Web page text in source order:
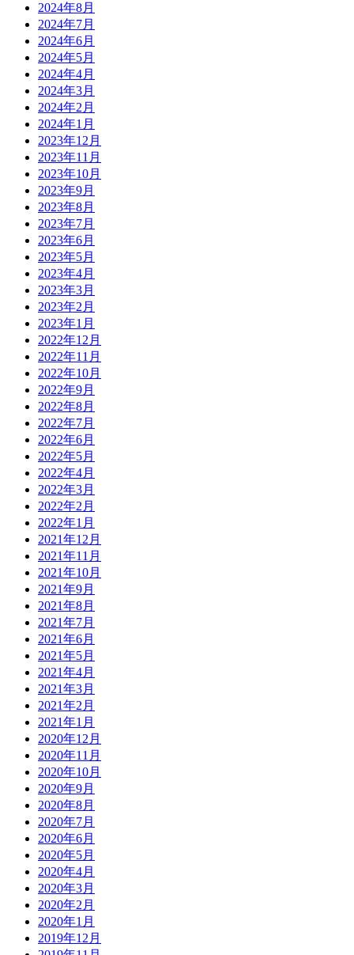
2024年8月
2024年7月
2024年6月
2024年5月
2024年4月
2024年3月
2024年2月
2024年1月
2023年12月
2023年11月
2023年10月
2023年9月
2023年8月
2023年7月
2023年6月
2023年5月
2023年4月
2023年3月
2023年2月
2023年1月
2022年12月
2022年11月
2022年10月
2022年9月
2022年8月
2022年7月
2022年6月
2022年5月
2022年4月
2022年3月
2022年2月
2022年1月
2021年12月
2021年11月
2021年10月
2021年9月
2021年8月
2021年7月
2021年6月
2021年5月
2021年4月
2021年3月
2021年2月
2021年1月
2020年12月
2020年11月
2020年10月
2020年9月
2020年8月
2020年7月
2020年6月
2020年5月
2020年4月
2020年3月
2020年2月
2020年1月
2019年12月